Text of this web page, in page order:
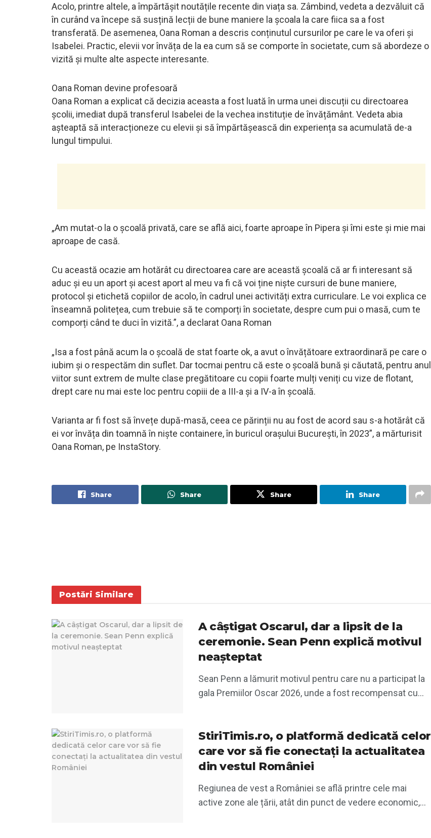
Acolo, printre altele, a împărtășit noutățile recente din viața sa. Zâmbind, vedeta a dezvăluit că
în curând va începe să susțină lecții de bune maniere la școala la care fiica sa a fost
transferată. De asemenea, Oana Roman a descris conținutul cursurilor pe care le va oferi și
Isabelei. Practic, elevii vor învăța de la ea cum să se comporte în societate, cum să abordeze o
vizită și multe alte aspecte interesante.
Oana Roman devine profesoară
Oana Roman a explicat că decizia aceasta a fost luată în urma unei discuții cu directoarea
școlii, imediat după transferul Isabelei de la vechea instituție de învățământ. Vedeta abia
așteaptă să interacționeze cu elevii și să împărtășească din experiența sa acumulată de-a
lungul timpului.
„Am mutat-o la o școală privată, care se află aici, foarte aproape în Pipera și îmi este și mie mai
aproape de casă.
Cu această ocazie am hotărât cu directoarea care are această școală că ar fi interesant să
aduc și eu un aport și acest aport al meu va fi că voi ține niște cursuri de bune maniere,
protocol și etichetă copiilor de acolo, în cadrul unei activități extra curriculare. Le voi explica ce
înseamnă politețea, cum trebuie să te comporți în societate, despre cum pui o masă, cum te
comporți când te duci în vizită.”, a declarat Oana Roman
„Isa a fost până acum la o școală de stat foarte ok, a avut o învățătoare extraordinară pe care o
iubim și o respectăm din suflet. Dar tocmai pentru că este o școală bună și căutată, pentru anul
viitor sunt extrem de multe clase pregătitoare cu copii foarte mulți veniți cu vize de flotant,
drept care nu mai este loc pentru copiii de a III-a și a IV-a în școală.
Varianta ar fi fost să învețe după-masă, ceea ce părinții nu au fost de acord sau s-a hotărât că
ei vor învăța din toamnă în niște containere, în buricul orașului București, în 2023”, a mărturisit
Oana Roman, pe InstaStory.
Share Share Share Share
Postări Similare
A câștigat Oscarul, dar a lipsit de la
ceremonie. Sean Penn explică motivul
neașteptat
Sean Penn a lămurit motivul pentru care nu a participat la
gala Premiilor Oscar 2026, unde a fost recompensat cu...
StiriTimis.ro, o platformă dedicată celor
care vor să fie conectați la actualitatea
din vestul României
Regiunea de vest a României se află printre cele mai
active zone ale țării, atât din punct de vedere economic,...